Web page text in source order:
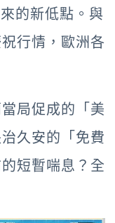
的新低點。與
行情，歐洲各
局促成的「美
久安的「免費
短暫喘息？全